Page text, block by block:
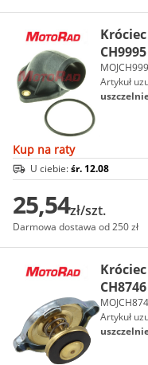
CH9995
Artykuł
Kup na raty
U ciebie:śr. 12.08
25,54zł/szt.
Darmowa dostawa od 250 zł
CH8746
Artykuł